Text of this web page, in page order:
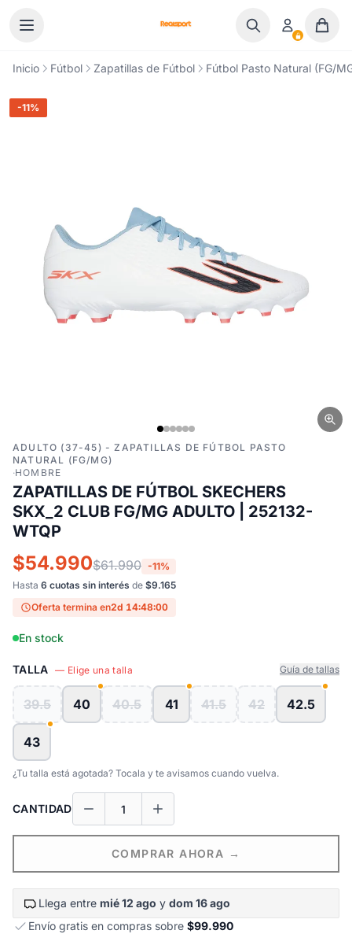
Inicio Fútbol Zapatillas de Fútbol Fútbol Pasto Natural (FG/
-11%
ADULTO (37-45) - ZAPATILLAS DE FÚTBOL PASTO
NATURAL (FG/MG)
·HOMBRE
ZAPATILLAS DE FÚTBOL SKECHERS
SKX_2 CLUB FG/MG ADULTO | 252132-
WTQP
$54.990$61.990 -11%
Hasta 6 cuotas sin interés de $9.165
Oferta termina en2d 14:47:59
En stock
TALLA — Elige una talla Guía de tallas
39.5 40 40.5 41 41.5 42 42.5
43
¿Tu talla está agotada? Tocala y te avisamos cuando vuelva.
CANTIDAD
COMPRAR AHORA →
Llega entre mié 12 ago y dom 16 ago
Envío gratis en compras sobre $99.990